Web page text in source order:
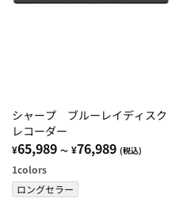
シャープ ブルーレイディスク
レコーダー
¥65,989 ～ ¥76,989 (税込)
1colors
ロングセラー